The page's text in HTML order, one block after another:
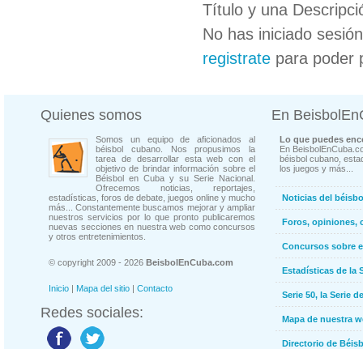
Título y una
No has iniciado
registrate para poder
Quienes somos
Somos un equipo de aficionados al
béisbol cubano. Nos propusimos la
tarea de desarrollar esta web con el
objetivo de brindar información sobre el
Béisbol en Cuba y su Serie Nacional.
Ofrecemos noticias, reportajes,
estadísticas, foros de debate, juegos online y mucho
más... Constantemente buscamos mejorar y ampliar
nuestros servicios por lo que pronto publicaremos
nuevas secciones en nuestra web como concursos
y otros entretenimientos.
© copyright 2009 - 2026 BeisbolEnCuba.com
Inicio | Mapa del sitio | Contacto
Redes sociales:
En
Lo que puedes
En
béisbol cubano,
los juegos y más...
Noticias del
Foros, opiniones,
Concursos sobre
Estadísticas de la
Serie 50, la Serie
Mapa de nuestra
Directorio de